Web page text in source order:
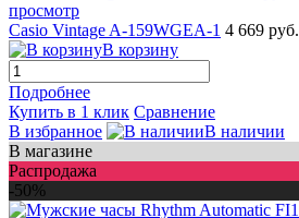
просмотр
Casio Vintage A-159WGEA-1 4 669 руб.
В корзину
Подробнее
Купить в 1 клик Сравнение
В избранное
В наличии
В магазине
Распродажа
-50%